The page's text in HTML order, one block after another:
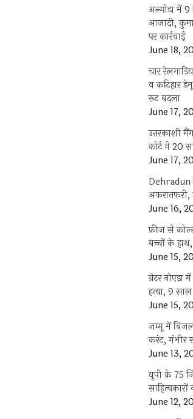
अल्मोड़ा में 9
आजादी,
पर कार्रवाई
June 18,
चार
व कटिहार
रूट बदला
June 17,
उत्तरकाशी
कोर्ट ने 20
June 17,
अफरातफरी,
June 16,
फ्रीज से
बच्चों के
June 15,
ग्रेटर नोएडा
हत्या, 9
June 15,
जम्मू में
करंट, गंभीर
June 13,
यूपी के 75
June 12,